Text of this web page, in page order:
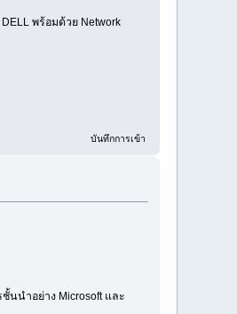
พร้อมด้วย Network
บันทึกการเข้า
นนำอย่าง Microsoft และ